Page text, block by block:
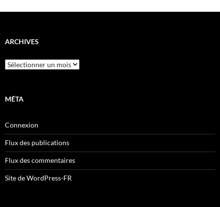
ARCHIVES
Archives
MÉTA
Connexion
Flux des publications
Flux des commentaires
Site de WordPress-FR